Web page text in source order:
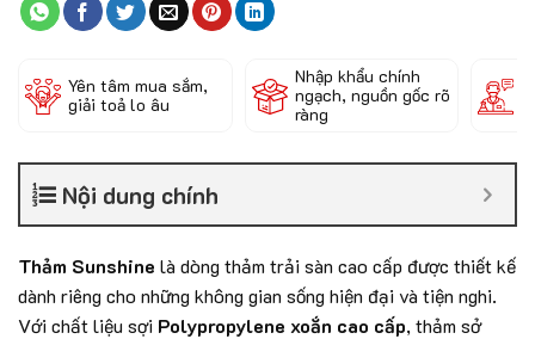
Yên tâm mua sắm,
giải toả lo âu
Nhập khẩu chính
ngạch, nguồn gốc rõ
ràng
Nội dung chính
Thảm Sunshine là dòng thảm trải sàn cao cấp được thiết kế
dành riêng cho những không gian sống hiện đại và tiện nghi.
Với chất liệu sợi Polypropylene xoắn cao cấp, thảm sở